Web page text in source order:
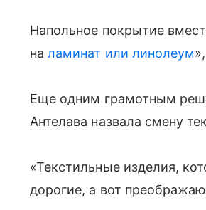
Напольное покрытие
наламинат или линолеум
Еще одним грамотным
Антелава назвала смену
«Текстильные изделия,
дорогие, а вот